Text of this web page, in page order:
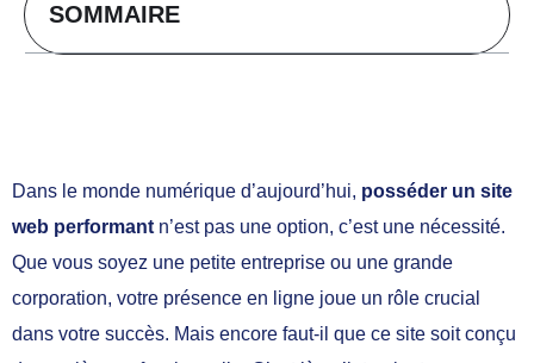
SOMMAIRE
Dans le monde numérique d’aujourd’hui, posséder un site
web performantn’est pas une option, c’est une nécessité.
Que vous soyez une petite entreprise ou une grande
corporation, votre présence en ligne joue un rôle crucial
dans votre succès. Mais encore faut-il que ce site soit conçu